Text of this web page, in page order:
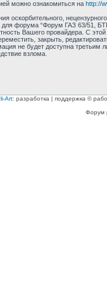
можно ознакомиться на http://
оскорбительного,
для форума “Форум ГАЗ 63/51,
Вашего провайдера. С
закрыть,
не будет доступна третьим
взлома.
Art: разработка | поддержка ©
Форум